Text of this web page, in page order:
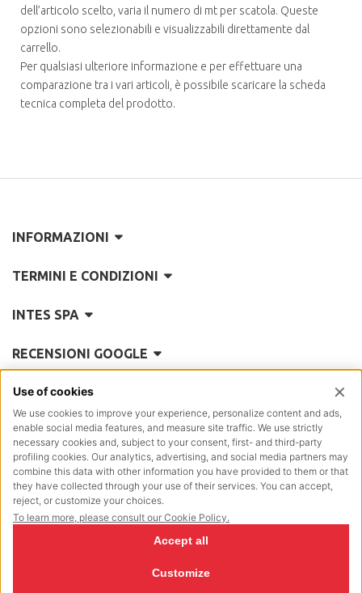
dell’articolo scelto, varia il numero di mt per scatola. Queste
opzioni sono selezionabili e visualizzabili direttamente dal
carrello.
Per qualsiasi ulteriore informazione e per effettuare una
comparazione tra i vari articoli, è possibile scaricare la scheda
tecnica completa del prodotto.
INFORMAZIONI
TERMINI E CONDIZIONI
INTES SPA
RECENSIONI GOOGLE
REAComo 101335Reg. Impr.5770 Posiz.Mecc.:CO/004614 P.IVA Cod.Fisc.:
00197890130Cap.Soc. € 2.642.000,00 i.v.
NewVisibility Design